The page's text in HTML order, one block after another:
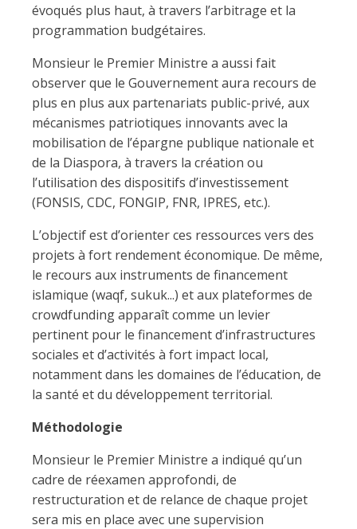
évoqués plus haut, à travers l’arbitrage et la
programmation budgétaires.
Monsieur le Premier Ministre a aussi fait
observer que le Gouvernement aura recours de
plus en plus aux partenariats public-privé, aux
mécanismes patriotiques innovants avec la
mobilisation de l’épargne publique nationale et
de la Diaspora, à travers la création ou
l’utilisation des dispositifs d’investissement
(FONSIS, CDC, FONGIP, FNR, IPRES, etc.).
L’objectif est d’orienter ces ressources vers des
projets à fort rendement économique. De même,
le recours aux instruments de financement
islamique (waqf, sukuk...) et aux plateformes de
crowdfunding apparaît comme un levier
pertinent pour le financement d’infrastructures
sociales et d’activités à fort impact local,
notamment dans les domaines de l’éducation, de
la santé et du développement territorial.
Méthodologie
Monsieur le Premier Ministre a indiqué qu’un
cadre de réexamen approfondi, de
restructuration et de relance de chaque projet
sera mis en place avec une supervision